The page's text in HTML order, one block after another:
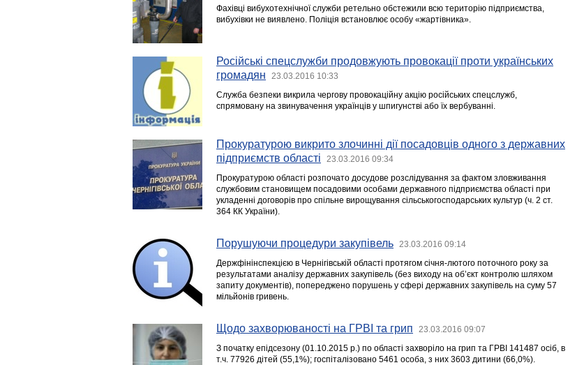
Фахівці вибухотехнічної служби ретельно обстежили всю територію підприємства,
вибухівки не виявлено. Поліція встановлює особу «жартівника».
Російські спецслужби продовжують провокації проти українських
громадян
23.03.2016 10:33
Служба безпеки викрила чергову провокаційну акцію російських спецслужб,
спрямовану на звинувачення українців у шпигунстві або їх вербуванні.
Прокуратурою викрито злочинні дії посадовців одного з державних
підприємств області
23.03.2016 09:34
Прокуратурою області розпочато досудове розслідування за фактом зловживання
службовим становищем посадовими особами державного підприємства області при
укладенні договорів про спільне вирощування сільськогосподарських культур (ч. 2 ст.
364 КК України).
Порушуючи процедури закупівель 23.03.2016 09:14
Держфінінспекцією в Чернігівській області протягом січня-лютого поточного року за
результатами аналізу державних закупівель (без виходу на об’єкт контролю шляхом
запиту документів), попереджено порушень у сфері державних закупівель на суму 57
мільйонів гривень.
Щодо захворюваності на ГРВІ та грип 23.03.2016 09:07
З початку епідсезону (01.10.2015 р.) по області захворіло на грип та ГРВІ 141487 осіб, в
т.ч. 77926 дітей (55,1%); госпіталізовано 5461 особа, з них 3603 дитини (66,0%).